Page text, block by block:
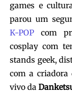
games e
parou um
K-POP com
cosplay com
stands geek,
com a criadora
vivo da